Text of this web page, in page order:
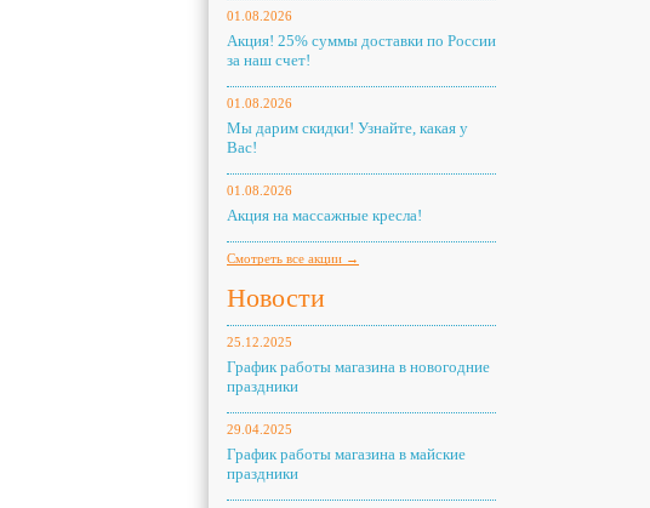
01.08.2026
Акция! 25% суммы доставки по России
за наш счет!
01.08.2026
Мы дарим скидки! Узнайте, какая у
Вас!
01.08.2026
Акция на массажные кресла!
Смотреть все акции →
Новости
25.12.2025
График работы магазина в новогодние
праздники
29.04.2025
График работы магазина в майские
праздники